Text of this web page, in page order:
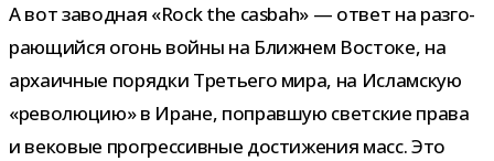
А вот завод­ная «Rock the casbah» — ответ на раз­го­
ра­ю­щийся огонь войны на Ближнем Востоке, на
арха­ич­ные порядки Третьего мира, на Исламскую
«рево­лю­цию» в Иране, поправ­шую свет­ские права
и веко­вые про­грес­сив­ные дости­же­ния масс. Это